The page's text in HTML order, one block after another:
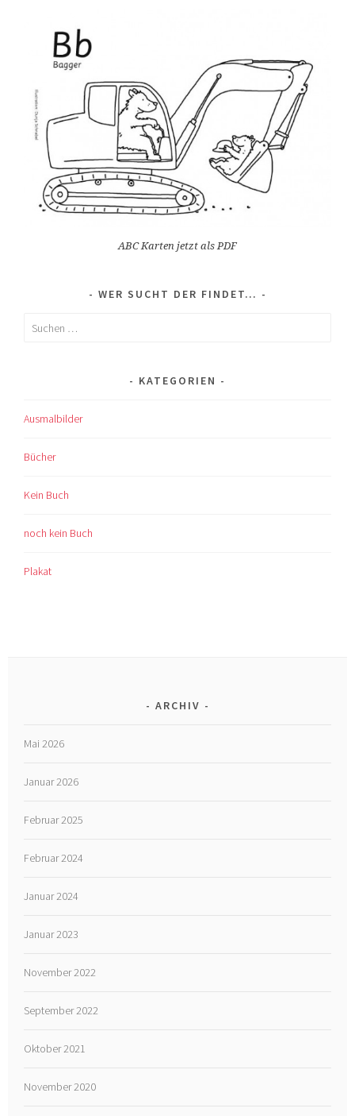
ABC Karten jetzt als PDF
WER SUCHT DER FINDET…
Suchen
KATEGORIEN
Ausmalbilder
Bücher
Kein Buch
noch kein Buch
Plakat
ARCHIV
Mai 2026
Januar 2026
Februar 2025
Februar 2024
Januar 2024
Januar 2023
November 2022
September 2022
Oktober 2021
November 2020